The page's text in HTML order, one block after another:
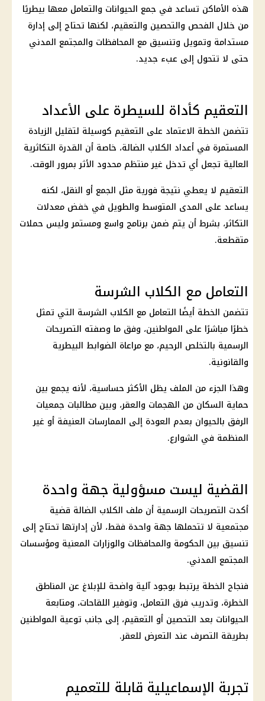
هذه الأماكن تساعد في جمع الحيوانات والتعامل معها بيطريًا
من خلال الفحص والتحصين والتعقيم، لكنها تحتاج إلى إدارة
مستدامة وتمويل وتنسيق مع المحافظات والمجتمع المدني
حتى لا تتحول إلى عبء جديد.
التعقيم كأداة للسيطرة على الأعداد
تتضمن الخطة الاعتماد على التعقيم كوسيلة لتقليل الزيادة
المستمرة في أعداد الكلاب الضالة، خاصة أن القدرة التكاثرية
العالية تجعل أي تدخل غير منتظم محدود الأثر بمرور الوقت.
التعقيم لا يعطي نتيجة فورية مثل الجمع أو النقل، لكنه
يساعد على المدى المتوسط والطويل في خفض معدلات
التكاثر، بشرط أن يتم ضمن برنامج واسع ومستمر وليس حملات
متقطعة.
التعامل مع الكلاب الشرسة
تتضمن الخطة أيضًا التعامل مع الكلاب الشرسة التي تمثل
خطرًا مباشرًا على المواطنين، وفق ما وصفته التصريحات
الرسمية بالتخلص الرحيم، مع مراعاة الضوابط البيطرية
والقانونية.
وهذا الجزء من الملف يظل الأكثر حساسية، لأنه يجمع بين
حماية السكان من الهجمات والعقر، وبين مطالبات جمعيات
الرفق بالحيوان بعدم العودة إلى الممارسات العنيفة أو غير
المنظمة في الشوارع.
القضية ليست مسؤولية جهة واحدة
أكدت التصريحات الرسمية أن ملف الكلاب الضالة قضية
مجتمعية لا تتحملها جهة واحدة فقط، لأن إدارتها تحتاج إلى
تنسيق بين الحكومة والمحافظات والوزارات المعنية ومؤسسات
المجتمع المدني.
فنجاح الخطة يرتبط بوجود آلية واضحة للإبلاغ عن المناطق
الخطرة، وتدريب فرق التعامل، وتوفير اللقاحات، ومتابعة
الحيوانات بعد التحصين أو التعقيم، إلى جانب توعية المواطنين
بطريقة التصرف عند التعرض للعقر.
تجربة الإسماعيلية قابلة للتعميم